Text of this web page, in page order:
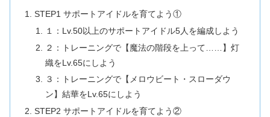
STEP1 サポートアイドルを育てよう①
１：Lv.50以上のサポートアイドル5人を編成しよう
２：トレーニングで【魔法の階段を上って……】灯
織をLv.65にしよう
３：トレーニングで【メロウビート・スローダウ
ン】結華をLv.65にしよう
STEP2 サポートアイドルを育てよう②